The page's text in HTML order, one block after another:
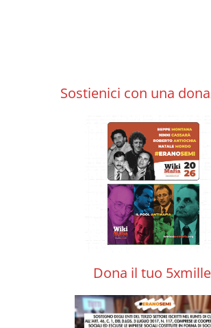
Sostienici con una
Dona il tuo